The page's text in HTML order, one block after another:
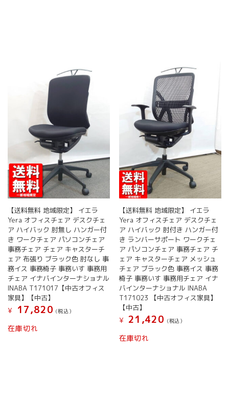
【送料無料 地域限定】 イエラ
Yera オフィスチェア デスクチェ
ア ハイバック 肘無し ハンガー付
き ワークチェア パソコンチェア
事務チェア チェア キャスターチ
ェア 布張り ブラック色 肘なし 事
務イス 事務椅子 事務いす 事務用
チェア イナバインターナショナル
INABA T171017【中古オフィス
家具】【中古】
¥
17,820 (税込）
在庫切れ
【送料無料 地域限定】 イエラ
Yera オフィスチェア デスクチェ
ア ハイバック 肘付き ハンガー付
き ランバーサポート ワークチェ
ア パソコンチェア 事務チェア チ
ェア キャスターチェア メッシュ
チェア ブラック色 事務イス 事務
椅子 事務いす 事務用チェア イナ
バインターナショナル INABA
T171023 【中古オフィス家具】
【中古】
¥ 21,420 (税込）
在庫切れ